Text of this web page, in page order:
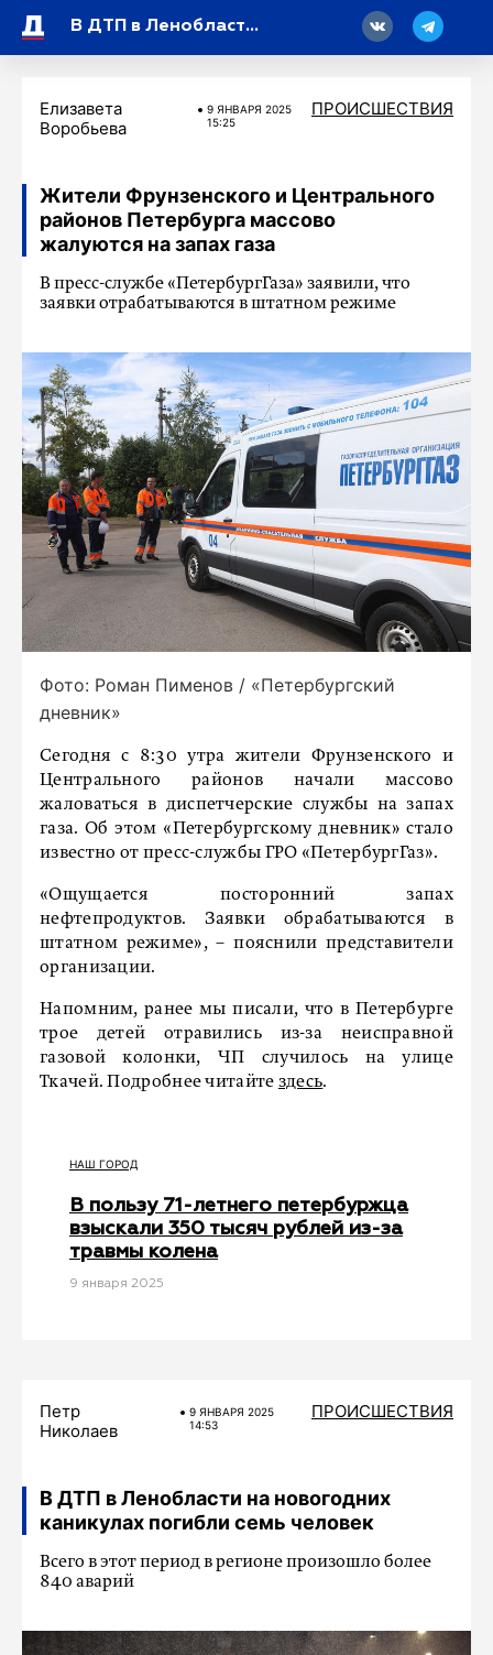
В ДТП в Ленобласти на новогодних каникулах погибли семь человек
Елизавета
Воробьева
9 ЯНВАРЯ 2025
15:25
ПРОИСШЕСТВИЯ
Жители Фрунзенского и Центрального
районов Петербурга массово
жалуются на запах газа
В пресс-службе «ПетербургГаза» заявили, что
заявки отрабатываются в штатном режиме
Фото: Роман Пименов / «Петербургский
дневник»
Сегодня с 8:30 утра жители Фрунзенского и
Центрального районов начали массово
жаловаться в диспетчерские службы на запах
газа. Об этом «Петербургскому дневник» стало
известно от пресс-службы ГРО «ПетербургГаз».
«Ощущается посторонний запах
нефтепродуктов. Заявки обрабатываются в
штатном режиме», – пояснили представители
организации.
Напомним, ранее мы писали, что в Петербурге
трое детей отравились из-за неисправной
газовой колонки, ЧП случилось на улице
Ткачей. Подробнее читайте здесь.
НАШ ГОРОД
В пользу 71-летнего петербуржца
взыскали 350 тысяч рублей из-за
травмы колена
9 января 2025
Петр
Николаев
9 ЯНВАРЯ 2025
14:53
ПРОИСШЕСТВИЯ
В ДТП в Ленобласти на новогодних
каникулах погибли семь человек
Всего в этот период в регионе произошло более
840 аварий